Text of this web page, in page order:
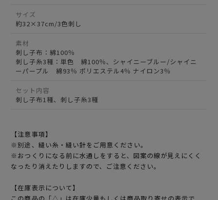
サイズ
約32×37cm/3色刺し
素材
刺し子布：綿100％
刺し子糸3種：単色 綿100％、シャイニーブルー/シャイニ
ーパープル 綿93％ ポリエステル4％ ナイロン3％
セット内容
刺し子布1種、刺し子糸3種
【注意事項】
※別途、縫い糸・縫い針をご用意ください。
※おつくりになる前に水通しをすると、図案の線が見えにくく
なったり消えたりしますので、ご注意ください。
【在庫表示について】